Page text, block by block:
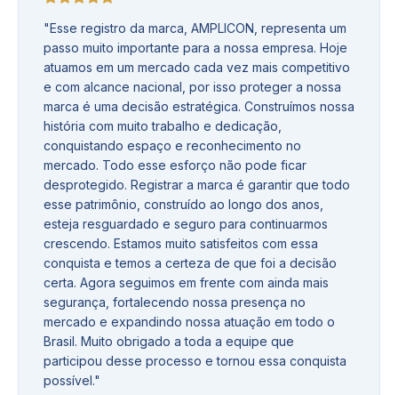
"Esse registro da marca, AMPLICON, representa um
passo muito importante para a nossa empresa. Hoje
atuamos em um mercado cada vez mais competitivo
e com alcance nacional, por isso proteger a nossa
marca é uma decisão estratégica. Construímos nossa
história com muito trabalho e dedicação,
conquistando espaço e reconhecimento no
mercado. Todo esse esforço não pode ficar
desprotegido. Registrar a marca é garantir que todo
esse patrimônio, construído ao longo dos anos,
esteja resguardado e seguro para continuarmos
crescendo. Estamos muito satisfeitos com essa
conquista e temos a certeza de que foi a decisão
certa. Agora seguimos em frente com ainda mais
segurança, fortalecendo nossa presença no
mercado e expandindo nossa atuação em todo o
Brasil. Muito obrigado a toda a equipe que
participou desse processo e tornou essa conquista
possível."